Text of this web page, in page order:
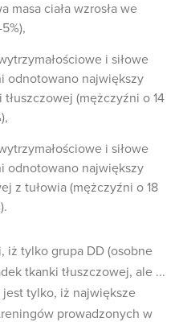
masa ciała wzrosła we
i siłowe
odnotowano największy
(mężczyźni o 14
i siłowe
odnotowano największy
z tułowia (mężczyźni o 18
iż tylko grupa DD (osobne
tkanki tłuszczowej, ale ...
tylko, iż największe
prowadzonych w